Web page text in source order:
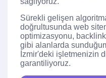
Sürekli gelişen
doğrultusunda web
optimizasyonu,
gibi alanlarda
İzmir'deki işletmenizin
garantiliyoruz.